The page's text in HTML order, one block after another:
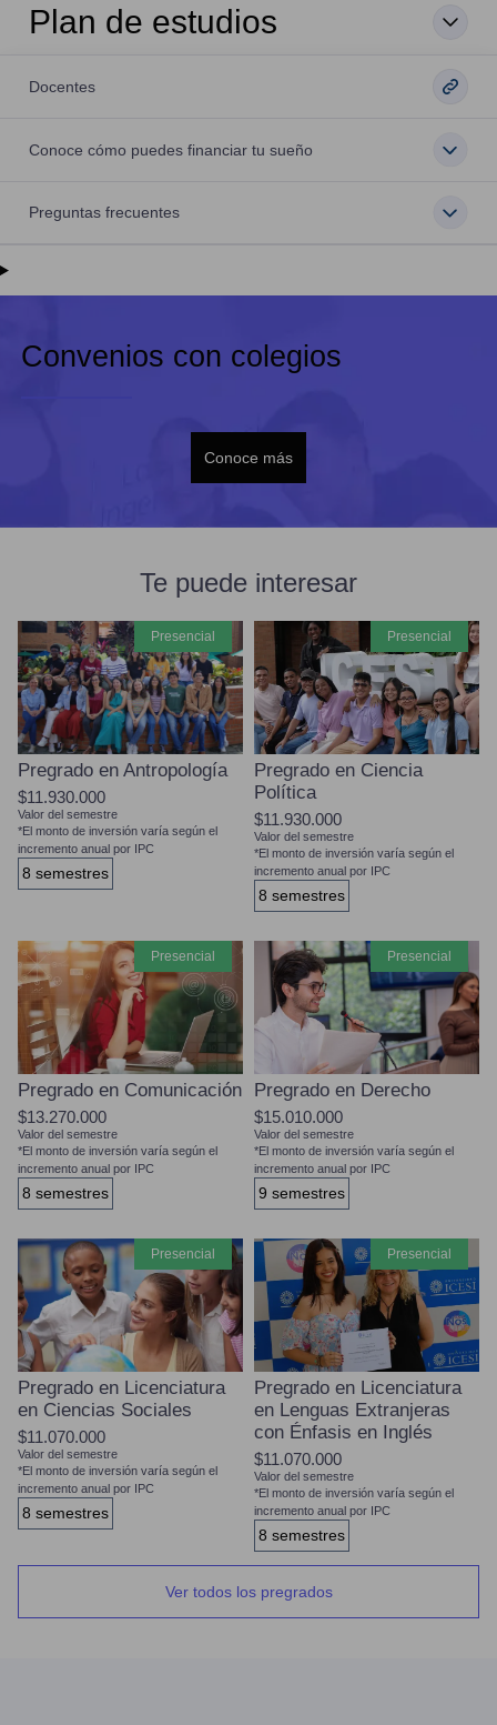
Plan de estudios
Docentes
Conoce cómo puedes financiar tu sueño
Preguntas frecuentes
Convenios con colegios
Conoce más
Te puede interesar
presencial
Pregrado en Antropología
$11.930.000
Valor del semestre
*El monto de inversión varía según el
incremento anual por IPC
8 semestres
presencial
Pregrado en Ciencia
Política
$11.930.000
Valor del semestre
*El monto de inversión varía según el
incremento anual por IPC
8 semestres
presencial
Pregrado en Comunicación
$13.270.000
Valor del semestre
*El monto de inversión varía según el
incremento anual por IPC
8 semestres
presencial
Pregrado en Derecho
$15.010.000
Valor del semestre
*El monto de inversión varía según el
incremento anual por IPC
9 semestres
presencial
Pregrado en Licenciatura
en Ciencias Sociales
$11.070.000
Valor del semestre
*El monto de inversión varía según el
incremento anual por IPC
8 semestres
presencial
Pregrado en Licenciatura
en Lenguas Extranjeras
con Énfasis en Inglés
$11.070.000
Valor del semestre
*El monto de inversión varía según el
incremento anual por IPC
8 semestres
Ver todos los pregrados